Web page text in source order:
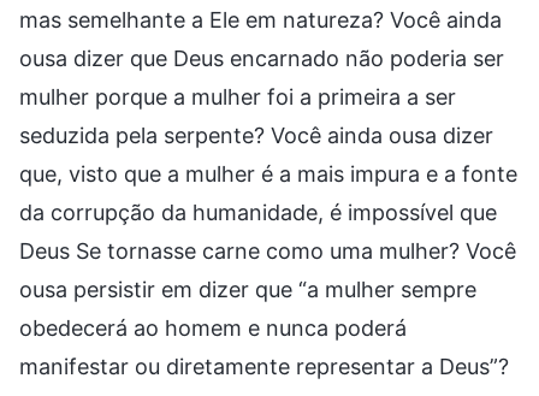
mas semelhante a Ele em natureza? Você ainda
ousa dizer que Deus encarnado não poderia ser
mulher porque a mulher foi a primeira a ser
seduzida pela serpente? Você ainda ousa dizer
que, visto que a mulher é a mais impura e a fonte
da corrupção da humanidade, é impossível que
Deus Se tornasse carne como uma mulher? Você
ousa persistir em dizer que “a mulher sempre
obedecerá ao homem e nunca poderá
manifestar ou diretamente representar a Deus”?